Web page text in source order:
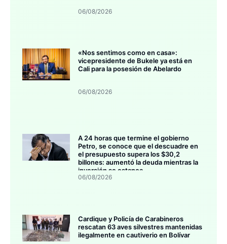
06/08/2026
«Nos sentimos como en casa»:
vicepresidente de Bukele ya está en
Cali para la posesión de Abelardo
06/08/2026
A 24 horas que termine el gobierno
Petro, se conoce que el descuadre en
el presupuesto supera los $30,2
billones: aumentó la deuda mientras la
inversión se estanca
06/08/2026
Cardique y Policía de Carabineros
rescatan 63 aves silvestres mantenidas
ilegalmente en cautiverio en Bolívar